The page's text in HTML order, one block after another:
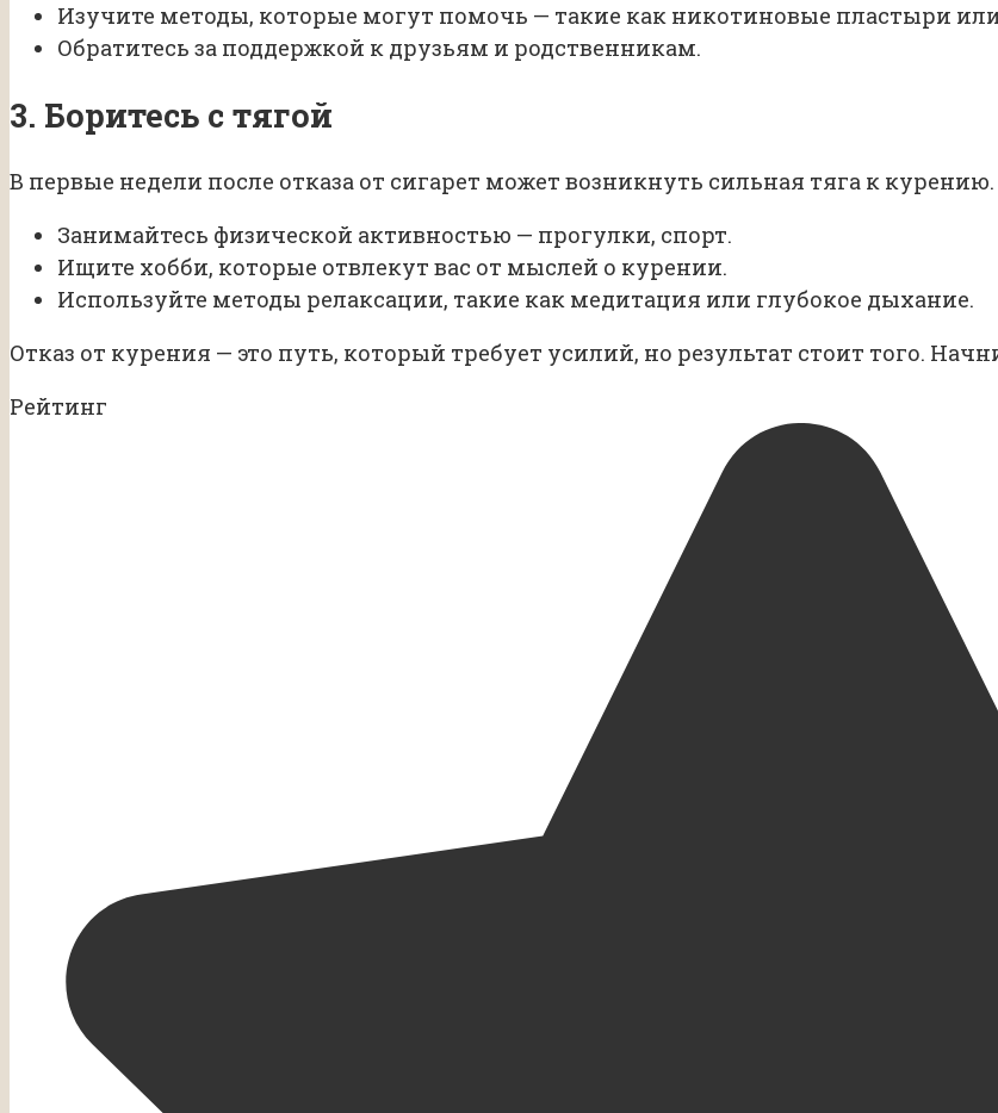
Изучите методы, которые могут помочь — такие как никотиновые пластыри
Обратитесь за поддержкой к друзьям и родственникам.
3. Боритесь с тягой
В первые недели после отказа от сигарет может возникнуть сильная тяга к
Занимайтесь физической активностью — прогулки, спорт.
Ищите хобби, которые отвлекут вас от мыслей о курении.
Используйте методы релаксации, такие как медитация или глубокое дыхание.
Отказ от курения — это путь, который требует усилий, но результат стоит того.
Рейтинг